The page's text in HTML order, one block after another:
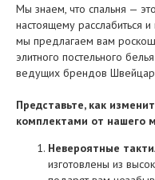
Мы знаем, что спальня —
настоящему расслабиться
мы предлагаем вам
элитного постельного
ведущих брендов
Представьте, как
комплектами от нашего
Невероятные
изготовлены из